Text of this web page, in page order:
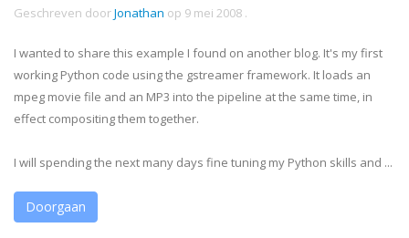
Geschreven doorJonathan op 9 mei 2008 .
I wanted to share this example I found on another blog. It's my first
working Python code using the gstreamer framework. It loads an
mpeg movie file and an MP3 into the pipeline at the same time, in
effect compositing them together.
I will spending the next many days fine tuning my Python skills and ...
Doorgaan